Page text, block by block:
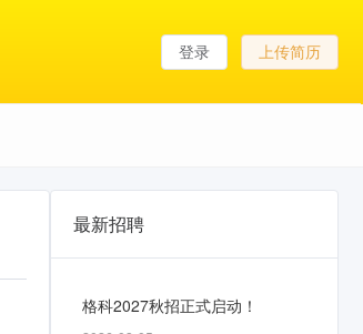
登录 上传简历
最新招聘
格科2027秋招正式启动！